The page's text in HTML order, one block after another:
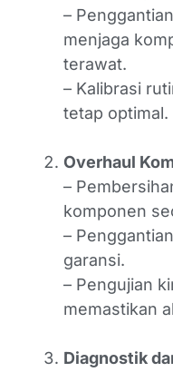
–
menjaga
terawat.
– Kalibrasi
tetap optimal.
Overhaul
–
komponen
–
garansi.
– Pengujian
memastikan
Diagnostik